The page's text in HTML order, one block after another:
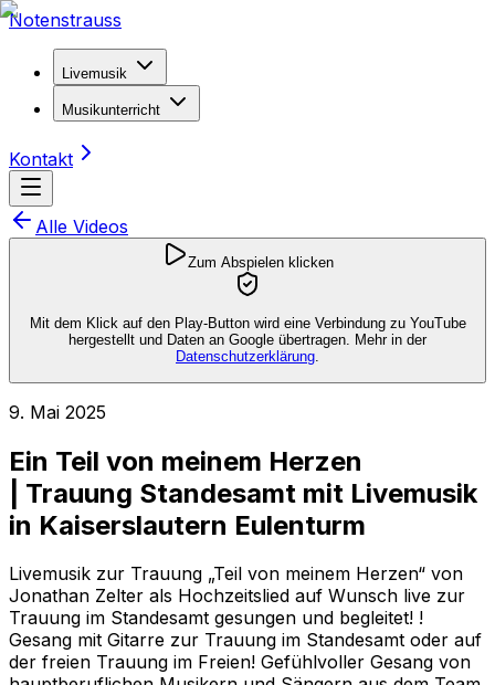
Notenstrauss
Livemusik
Musikunterricht
Kontakt
Alle Videos
Zum Abspielen klicken
Mit dem Klick auf den Play-Button wird eine Verbindung zu YouTube
hergestellt und Daten an Google übertragen. Mehr in der
Datenschutzerklärung.
9. Mai 2025
Ein Teil von meinem Herzen
| Trauung Standesamt mit Livemusik
in Kaiserslautern Eulenturm
Livemusik zur Trauung „Teil von meinem Herzen“ von
Jonathan Zelter als Hochzeitslied auf Wunsch live zur
Trauung im Standesamt gesungen und begleitet! !
Gesang mit Gitarre zur Trauung im Standesamt oder auf
der freien Trauung im Freien! Gefühlvoller Gesang von